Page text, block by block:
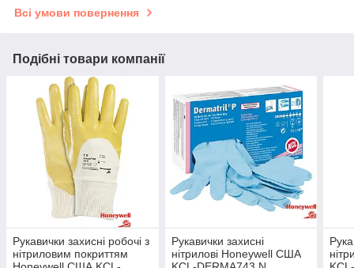
Всі умови повернення
Подібні товари компанії
Рукавички захисні робочі з
нітриловим покриттям
Рукавички захисні
нітрилові Honeywell США